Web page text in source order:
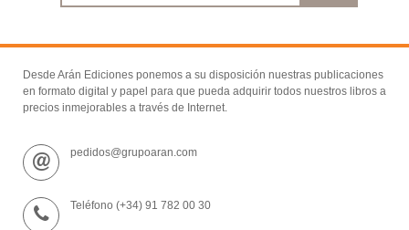
Desde Arán Ediciones ponemos a su disposición nuestras publicaciones
en formato digital y papel para que pueda adquirir todos nuestros libros a
precios inmejorables a través de Internet.
pedidos@grupoaran.com
Teléfono (+34) 91 782 00 30